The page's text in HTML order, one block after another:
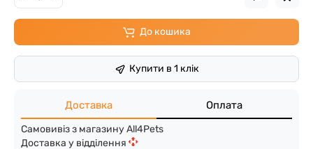
До кошика
Купити в 1 клік
Доставка Оплата
Самовивіз з магазину All4Pets
Доставка у відділення